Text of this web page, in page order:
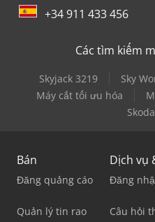
+34 911 433 456
Các tìm kiếm
Skyjack 3219 Sky
Máy cắt tối ưu hóa
Bán
Đăng quảng cáo
Quản lý tin rao
Dịch vụ
Đăng
Câu hỏi